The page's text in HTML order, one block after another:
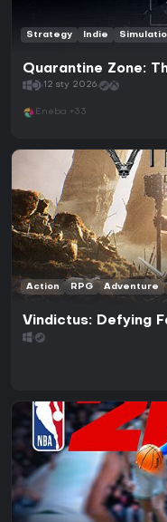
Strategy Indie
Quarantine Zone:
12 sty 2026
Eneba +33
Action RPG Adventure
Vindictus: Defying